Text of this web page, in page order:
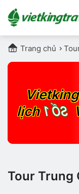
Trang chủ
lịchSỐ 1
Tour Trung